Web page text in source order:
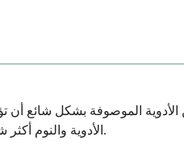
الموصوفة بشكل شائع
الأدوية والنوم أكثر شيوعًا مما قد تعتقد، وفهمه يمكن أن يساعدك على الشعور بمزيد من السيطرة على راحتك.